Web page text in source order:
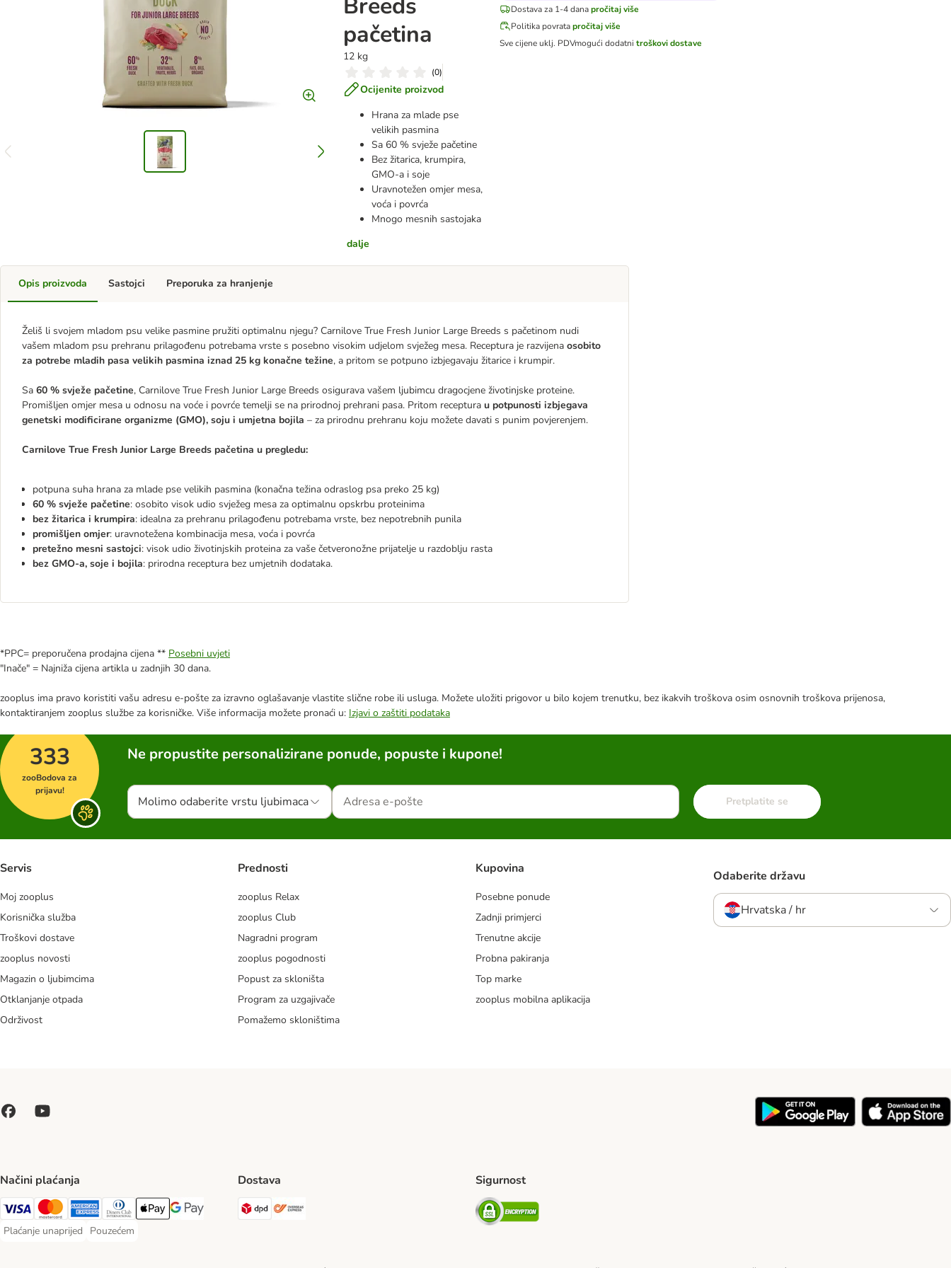
pačetina
12 kg
(0)
Ocijenite proizvod
Hrana za mlade pse
velikih pasmina
Sa 60 % svježe pačetine
Bez žitarica, krumpira,
GMO-a i soje
Uravnotežen omjer mesa,
voća i povrća
Mnogo mesnih sastojaka
dalje
Dostava za 1-4 dana pročitaj više
Politika povrata pročitaj više
Sve cijene uklj. PDVmogući dodatnitroškovi dostave
Opis proizvoda
Želiš li svojem mladom psu velike pasmine pružiti optimalnu njegu? Carnilove True Fresh Junior Large Breeds s pačetinom nudi
vašem mladom psu prehranu prilagođenu potrebama vrste s posebno visokim udjelom svježeg mesa. Receptura je razvijena osobito
za potrebe mladih pasa velikih pasmina iznad 25 kg konačne težine, a pritom se potpuno izbjegavaju žitarice i krumpir.
Sa 60 % svježe pačetine, Carnilove True Fresh Junior Large Breeds osigurava vašem ljubimcu dragocjene životinjske proteine.
Promišljen omjer mesa u odnosu na voće i povrće temelji se na prirodnoj prehrani pasa. Pritom receptura u potpunosti izbjegava
genetski modificirane organizme (GMO), soju i umjetna bojila – za prirodnu prehranu koju možete davati s punim povjerenjem.
Carnilove True Fresh Junior Large Breeds pačetina u pregledu:
potpuna suha hrana za mlade pse velikih pasmina (konačna težina odraslog psa preko 25 kg)
60 % svježe pačetine: osobito visok udio svježeg mesa za optimalnu opskrbu proteinima
bez žitarica i krumpira: idealna za prehranu prilagođenu potrebama vrste, bez nepotrebnih punila
promišljen omjer: uravnotežena kombinacija mesa, voća i povrća
pretežno mesni sastojci: visok udio životinjskih proteina za vaše četveronožne prijatelje u razdoblju rasta
bez GMO-a, soje i bojila: prirodna receptura bez umjetnih dodataka.
Sastojci Preporuka za hranjenje
*PPC= preporučena prodajna cijena ** Posebni uvjeti
"Inače" = Najniža cijena artikla u zadnjih 30 dana.
zooplus ima pravo koristiti vašu adresu e-pošte za izravno oglašavanje vlastite slične robe ili usluga. Možete uložiti prigovor u bilo kojem trenutku, bez ikakvih troškova osim osnovnih troškova prijenosa,
kontaktiranjem zooplus službe za korisničke. Više informacija možete pronaći u: Izjavi o zaštiti podataka
333
zooBodova za
prijavu!
Ne propustite personalizirane ponude, popuste i kupone!
Molimo odaberite vrstu ljubimaca Pretplatite se
Servis
Moj zooplus
Korisnička služba
Troškovi dostave
zooplus novosti
Magazin o ljubimcima
Otklanjanje otpada
Održivost
Prednosti
zooplus Relax
zooplus Club
Nagradni program
zooplus pogodnosti
Popust za skloništa
Program za uzgajivače
Pomažemo skloništima
Kupovina
Posebne ponude
Zadnji primjerci
Trenutne akcije
Probna pakiranja
Top marke
zooplus mobilna aplikacija
Odaberite državu
Hrvatska / hr
Načini plaćanja
Visa Payment Method
MasterCard Payment Method
American Express Payment Method
Diners Club Payment Method
Payment MethodGoogle pay Payment Method
Plaćanje unaprijed
Plaćanje unaprijed Payment Method
Pouzećem
Pouzećem Payment Method
Dostava
DPD Shipping Method
Sigurnost
Security